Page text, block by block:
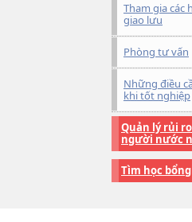
Tham gia các
giao lưu
Phòng tư vấn
Những điều
khi tốt nghiệp
Quản lý rủi
người nước
Tìm học bổng